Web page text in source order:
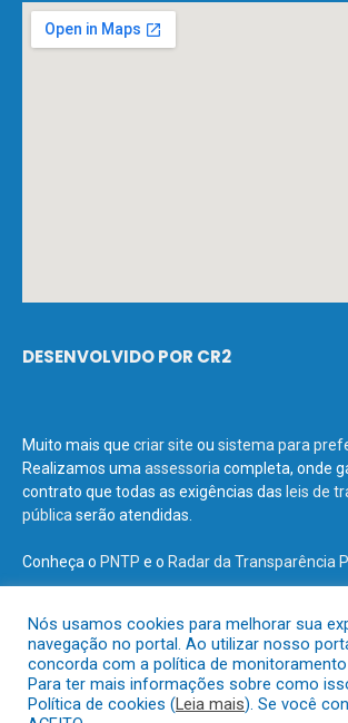
DESENVOLVIDO POR CR2
Muito mais que criar site ou sistema para
Realizamos umaassessoriacompleta, onde
contrato que todas as exigências das leis de
públicaserão atendidas.
Conheça o PNTP e o Radar da Transparência
Todos os direitos reservados a Prefeitura
Nós usamos cookies para melhorar sua
navegação no portal. Ao utilizar nosso
concorda com a política de
Para ter mais informações sobre como
Política de cookies (Leia mais). Se você